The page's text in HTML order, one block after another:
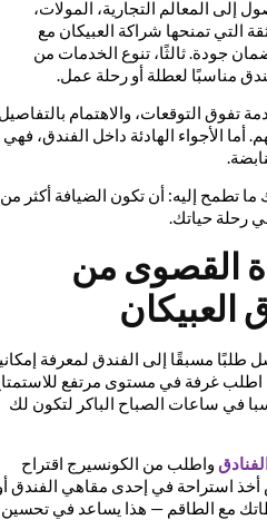
المعالم التجارية، المولات،
التي تمنحها شراكة العبيكان مع
جودة. ثالثًا، تنوع الخدمات من
مناسبًا لعطلة أو رحلة عمل.
التوقعات، والاهتمام بالتفاصيل
أما الأجواء الهادئة داخل الفندق، فهي
تطمح إليه: أن تكون الضيافة أكثر من
حياتك.
القصوى من
مسبقًا إلى الفندق لمعرفة إمكانية
غرفة في مستوى مرتفع للاستمتاع
في ساعات الصباح الباكر لتكون لك
واطلب من الكونسيرج اقتراح
استراحة في إحدى مقاهي الفندق أو
مع الطاقم — هذا يساعد في تحسين